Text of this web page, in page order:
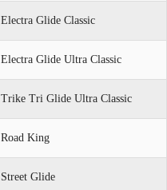
Electra Glide Classic
Electra Glide Ultra Classic
Trike Tri Glide Ultra Classic
Road King
Street Glide